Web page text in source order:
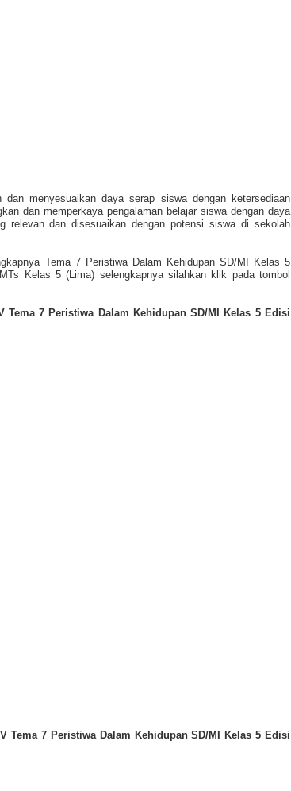
menyesuaikan daya serap siswa dengan ketersediaan
dan memperkaya pengalaman belajar siswa dengan daya
relevan dan disesuaikan dengan potensi siswa di sekolah
Tema 7 Peristiwa Dalam Kehidupan SD/MI Kelas 5
Kelas 5 (Lima) selengkapnya silahkan klik pada tombol
Tema 7 Peristiwa Dalam Kehidupan SD/MI Kelas 5 Edisi
Tema 7 Peristiwa Dalam Kehidupan SD/MI Kelas 5 Edisi